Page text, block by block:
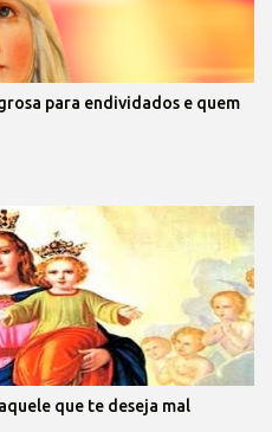
para endividados e quem
que te deseja mal